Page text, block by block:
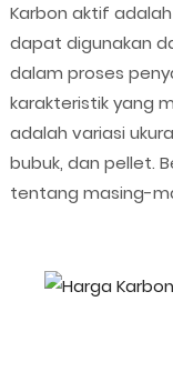
Karbon aktif
dapat digunakan
dalam proses
karakteristik yang
adalah variasi
bubuk, dan pellet.
tentang masing-